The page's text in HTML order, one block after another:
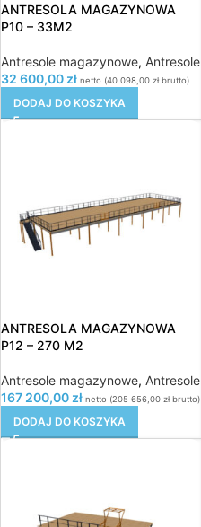
ANTRESOLA MAGAZYNOWA
P10 – 33M2
Antresole magazynowe, Antresole
32 600,00 zł netto (40 098,00 zł brutto)
DODAJ DO KOSZYKA
ANTRESOLA MAGAZYNOWA
P12 – 270 M2
Antresole magazynowe, Antresole
167 200,00 zł netto (205 656,00 zł brutto)
DODAJ DO KOSZYKA